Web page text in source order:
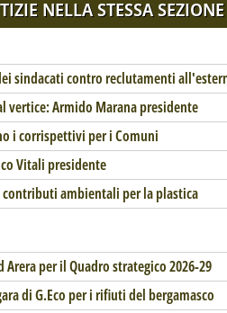
NELLA STESSA SEZIONE
sindacati contro reclutamenti
vertice: Armido Marana presidente
i corrispettivi per i Comuni
Vitali presidente
ambientali per la plastica
Arera per il Quadro strategico 2026-29
di G.Eco per i rifiuti del bergamasco